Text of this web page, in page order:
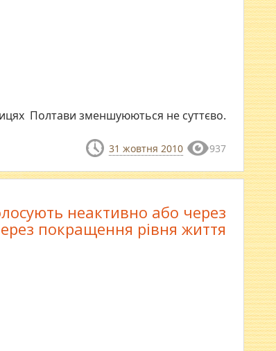
Полтави зменшуюються не суттєво.
31 жовтня 2010 937
неактивно або через
покращення рівня життя